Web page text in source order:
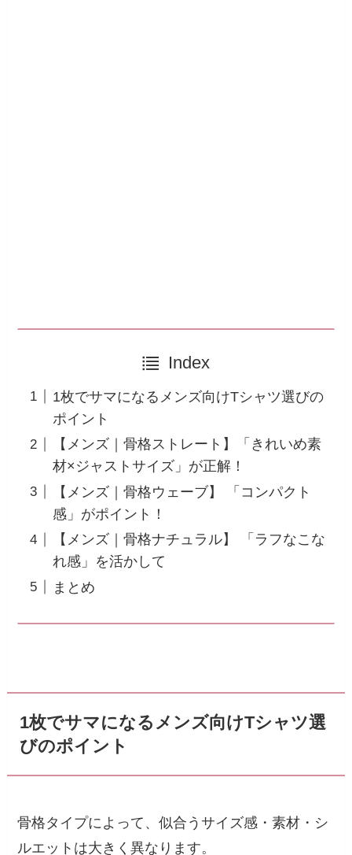
Index
1枚でサマになるメンズ向けTシャツ選びの
ポイント
【メンズ｜骨格ストレート】「きれいめ素
材×ジャストサイズ」が正解！
【メンズ｜骨格ウェーブ】 「コンパクト
感」がポイント！
【メンズ｜骨格ナチュラル】 「ラフなこな
れ感」を活かして
まとめ
1枚でサマになるメンズ向けTシャツ選
びのポイント
骨格タイプによって、似合うサイズ感・素材・シ
ルエットは大きく異なります。